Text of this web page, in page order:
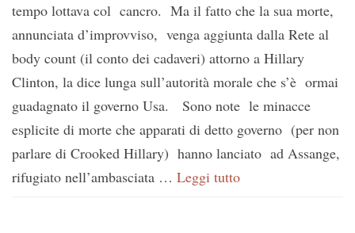
tempo lottava col cancro. Ma il fatto che la sua morte,
annunciata d’improvviso, venga aggiunta dalla Rete al
body count (il conto dei cadaveri) attorno a Hillary
Clinton, la dice lunga sull’autorità morale che s’è ormai
guadagnato il governo Usa. Sono note le minacce
esplicite di morte che apparati di detto governo (per non
parlare di Crooked Hillary) hanno lanciato ad Assange,
rifugiato nell’ambasciata … Leggi tutto